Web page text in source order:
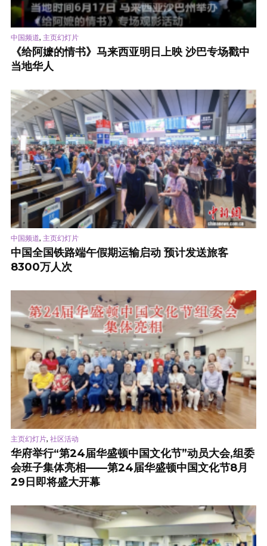
中国频道, 主页幻灯片
《给阿嬷的情书》马来西亚明日上映 沙巴专场戳中
当地华人
中国频道, 主页幻灯片
中国全国铁路端午假期运输启动 预计发送旅客
8300万人次
主页幻灯片, 社区活动
华府举行“第24届华盛顿中国文化节”动员大会,组委
会班子集体亮相——第24届华盛顿中国文化节8月
29日即将盛大开幕